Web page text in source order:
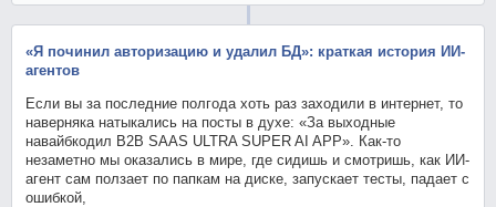
«Я починил авторизацию и удалил БД»: краткая история ИИ-
агентов
Если вы за последние полгода хоть раз заходили в интернет, то
наверняка натыкались на посты в духе: «За выходные
навайбкодил B2B SAAS ULTRA SUPER AI APP». Как-то
незаметно мы оказались в мире, где сидишь и смотришь, как ИИ-
агент сам ползает по папкам на диске, запускает тесты, падает с
ошибкой,